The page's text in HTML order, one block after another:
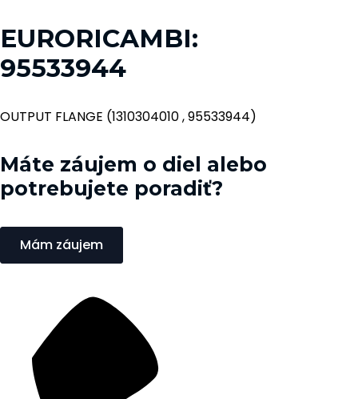
EURORICAMBI:
95533944
OUTPUT FLANGE (1310304010 , 95533944)
Máte záujem o diel alebo
potrebujete poradiť?
Mám záujem